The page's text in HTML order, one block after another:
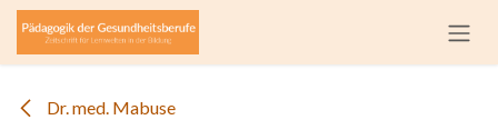
Zum Inhalt springen
Dr. med. Mabuse